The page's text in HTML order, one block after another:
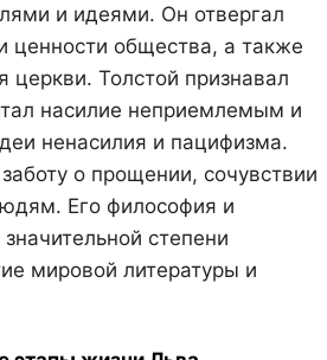
и идеями. Он отвергал
общества, а также
церкви. Толстой признавал
насилие неприемлемым и
ненасилия и пацифизма.
о прощении, сочувствии
Его философия и
степени
мировой литературы и